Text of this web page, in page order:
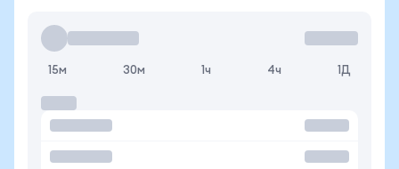
15м 30м 1ч 4ч 1Д